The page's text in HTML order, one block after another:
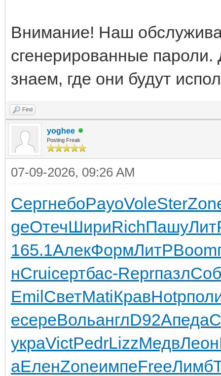
Внимание! Наш
сгенерированные
знаем, где они будут
Find
yoghee
Posting Freak
07-09-2026, 09:26 AM
СергнебоPayoVoleSter
geОтечШириRichПашу
165.1АлекФормЛитРBoom
нCruiсертбас-Reprпазл
EmilСветMatiКравHotp
есереВольанглD92Aпеда
украVictPedrLizzМедвЛеон
аЕленZoneимпеFreeЛимб